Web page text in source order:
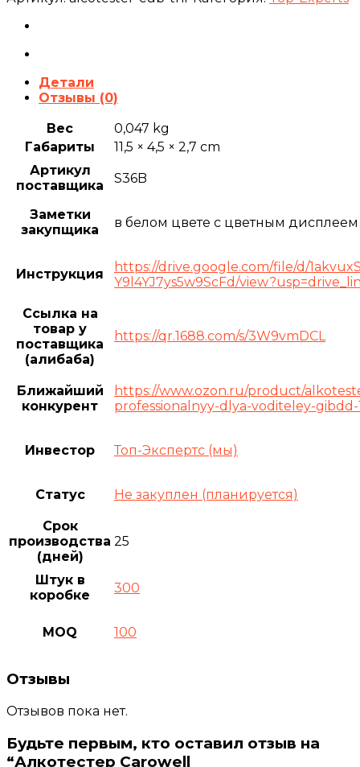
Детали
Отзывы (0)
Вес
0,047 kg
Габариты
11,5 × 4,5 × 2,7 cm
Артикул
поставщика
S36B
Заметки
закупщика
в белом цвете с цветным дисплеем
Инструкция
https://drive.google.com/file/d/
Y9l4YJ7ys5w9ScFd/
Ссылка на
товар у
поставщика
(алибаба)
https://qr.1688.com/s/3W9vmDCL
Ближайший
конкурент
https://www.ozon.ru/product/
professionalnyy-dlya-voditeley-gibdd-
Инвестор Топ-Экспертс (мы)
Статус Не закуплен (планируется)
Срок
производства
(дней)
25
Штук в
коробке
300
MOQ 100
Отзывы
Отзывов пока нет.
Будьте первым, кто оставил отзыв на
“Алкотестер Carowell